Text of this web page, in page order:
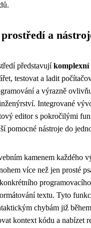
a
představujíkomplexní
testovat a ladit
a výrazně
Integrované
editor s pokročilými
pomocné nástroje do
kamenem každého
více než jen prosté
textu. Tyto
chybám již
kontext kódu a nabízet